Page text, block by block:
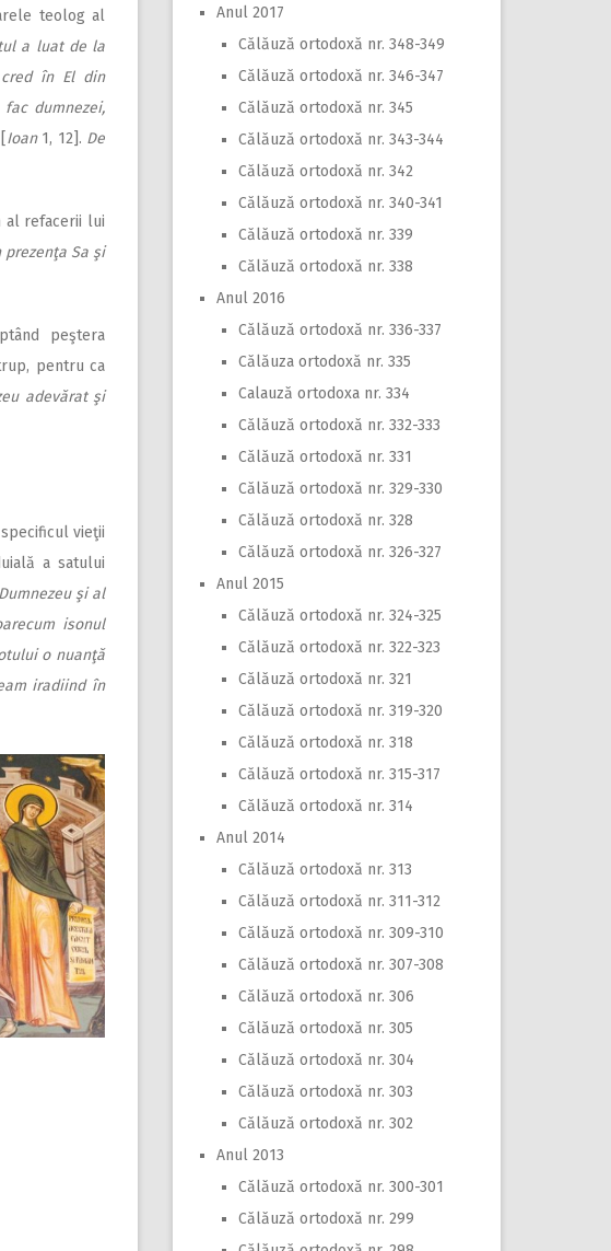
teolog al
a luat de la
în El din
dumnezei,
Ioan1, 12]. De
al refacerii lui
Sa şi
peştera
pentru ca
adevărat şi
vieţii
a satului
şi al
isonul
o nuanţă
iradiind în
Anul 2017
Călăuză ortodoxă nr. 348-349
Călăuză ortodoxă nr. 346-347
Călăuză ortodoxă nr. 345
Călăuză ortodoxă nr. 343-344
Călăuză ortodoxă nr. 342
Călăuză ortodoxă nr. 340-341
Călăuză ortodoxă nr. 339
Călăuză ortodoxă nr. 338
Anul 2016
Călăuză ortodoxă nr. 336-337
Călăuza ortodoxă nr. 335
Calauză ortodoxa nr. 334
Călăuză ortodoxă nr. 332-333
Călăuză ortodoxă nr. 331
Călăuză ortodoxă nr. 329-330
Călăuză ortodoxă nr. 328
Călăuză ortodoxă nr. 326-327
Anul 2015
Călăuză ortodoxă nr. 324-325
Călăuză ortodoxă nr. 322-323
Călăuză ortodoxă nr. 321
Călăuză ortodoxă nr. 319-320
Călăuză ortodoxă nr. 318
Călăuză ortodoxă nr. 315-317
Călăuză ortodoxă nr. 314
Anul 2014
Călăuză ortodoxă nr. 313
Călăuză ortodoxă nr. 311-312
Călăuză ortodoxă nr. 309-310
Călăuză ortodoxă nr. 307-308
Călăuză ortodoxă nr. 306
Călăuză ortodoxă nr. 305
Călăuză ortodoxă nr. 304
Călăuză ortodoxă nr. 303
Călăuză ortodoxă nr. 302
Anul 2013
Călăuză ortodoxă nr. 300-301
Călăuză ortodoxă nr. 299